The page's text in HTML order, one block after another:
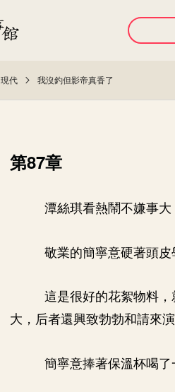
現代 我沒釣但影帝真香了
第87章
潭絲琪看熱鬧不嫌事
敬業的簡寧意硬著頭皮
這是很好的花絮物料
大，后者還興致勃勃和請來
簡寧意捧著保溫杯喝